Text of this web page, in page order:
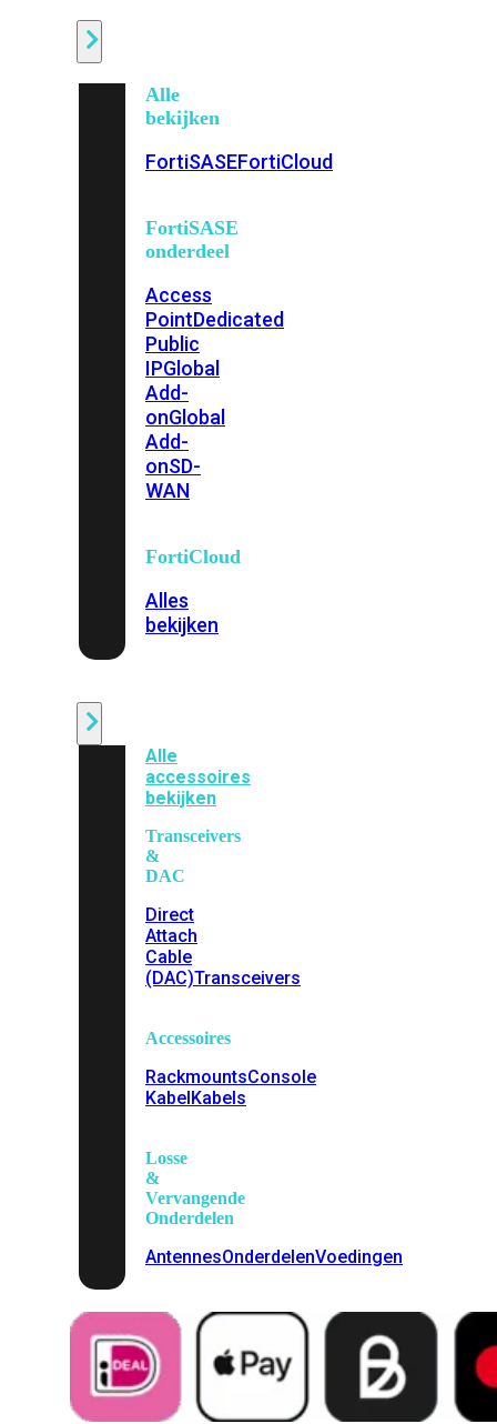
Alle
bekijken
FortiSASEFortiCloud
FortiSASE
onderdeel
Access
PointDedicated
Public
IPGlobal
Add-
onGlobal
Add-
onSD-
WAN
FortiCloud
Alles
bekijken
Alle
accessoires
bekijken
Transceivers
&
DAC
Direct
Attach
Cable
(DAC)Transceivers
Accessoires
RackmountsConsole
KabelKabels
Losse
&
Vervangende
Onderdelen
AntennesOnderdelenVoedingen